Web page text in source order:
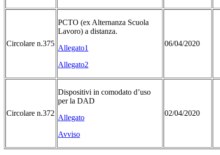
Circolare n.375
PCTO (ex Alternanza Scuola
Lavoro) a distanza.
Allegato1
Allegato2
06/04/2020
Circolare n.372
Dispositivi in comodato d’uso
per la DAD
Allegato
Avviso
02/04/2020